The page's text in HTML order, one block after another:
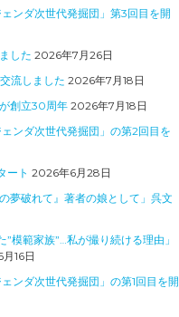
ダ次世代発掘団」第3回目を開
した 2026年7月26日
流しました 2026年7月18日
創立30周年 2026年7月18日
ダ次世代発掘団」の第2回目を
ート 2026年6月28日
夢破れて』著者の娘として」呉文
”模範家族”…私が撮り続ける理由」
16日
ダ次世代発掘団」の第1回目を開